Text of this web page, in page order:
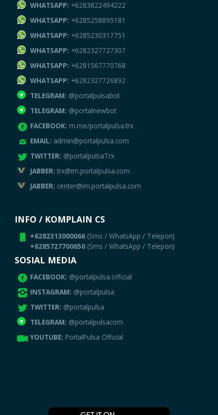
WHATSAPP: +6283822494222
WHATSAPP: +6285258895181
WHATSAPP: +6285230317751
WHATSAPP: +6282327727307
WHATSAPP: +6281567770768
WHATSAPP: +6282327726892
TELEGRAM: @portalpulsabot
TELEGRAM: @portalnewbot
FACEBOOK: m.me/portalpulsa.trx
EMAIL: admin@portalpulsa.com
TWITTER: @portalpulsaTrx
JABBER:trx@im.portalpulsa.com
JABBER: center@im.portalpulsa.com
INFO / KOMPLAIN CS
+6282313000066 (Sms / WhatsApp / Telepon)
+6285727700650 (Sms / WhatsApp / Telepon)
SOSIAL MEDIA
FACEBOOK: @portalpulsa.official
INSTAGRAM: @portalpulsa
TWITTER: @portalpulsa
TELEGRAM: @portalpulsacom
YOUTUBE: PortalPulsa Official